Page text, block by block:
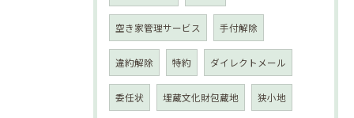
空き家管理サービス 手付解除
違約解除 特約 ダイレクトメール
委任状 埋蔵文化財包蔵地 狭小地